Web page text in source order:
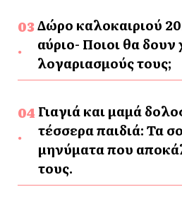
Δώρο καλοκαιριού
αύριο- Ποιοι θα
λογαριασμούς τους;
Γιαγιά και μαμά
τέσσερα παιδιά: Τα
μηνύματα που
τους.